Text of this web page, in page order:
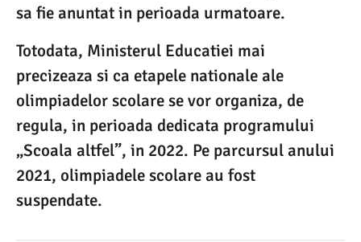
sa fie anuntat in perioada urmatoare.
Totodata, Ministerul Educatiei mai
precizeaza si ca etapele nationale ale
olimpiadelor scolare se vor organiza, de
regula, in perioada dedicata programului
„Scoala altfel”, in 2022. Pe parcursul anului
2021, olimpiadele scolare au fost
suspendate.